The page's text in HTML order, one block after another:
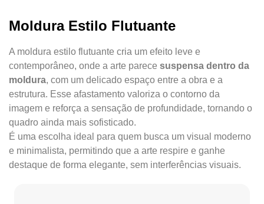
Moldura Estilo Flutuante
A moldura estilo flutuante cria um efeito leve e
contemporâneo, onde a arte parece suspensa dentro da
moldura, com um delicado espaço entre a obra e a
estrutura. Esse afastamento valoriza o contorno da
imagem e reforça a sensação de profundidade, tornando o
quadro ainda mais sofisticado.
É uma escolha ideal para quem busca um visual moderno
e minimalista, permitindo que a arte respire e ganhe
destaque de forma elegante, sem interferências visuais.